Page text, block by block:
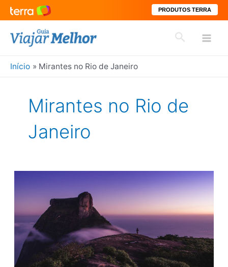
PRODUTOS TERRA
para
conteúdo
Pesquisar
Início Mirantes no Rio de Janeiro
Mirantes no Rio de
Janeiro